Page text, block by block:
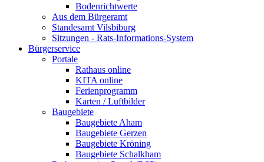
Bodenrichtwerte
Aus dem Bürgeramt
Standesamt Vilsbiburg
Sitzungen - Rats-Informations-System
Bürgerservice
Portale
Rathaus online
KITA online
Ferienprogramm
Karten / Luftbilder
Baugebiete
Baugebiete Aham
Baugebiete Gerzen
Baugebiete Kröning
Baugebiete Schalkham